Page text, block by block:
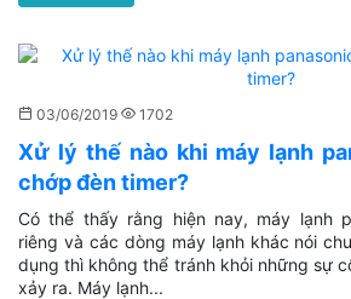
03/06/2019 1702
Xử lý thế nào khi máy lạnh
chớp đèn timer?
Có thể thấy rằng hiện nay, máy lạnh
riêng và các dòng máy lạnh khác nói
dụng thì không thể tránh khỏi những sự
xảy ra. Máy lạnh...